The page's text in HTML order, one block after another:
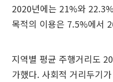
2020년에는 21%와
목적의 이용은 7.5%에서
지역별 평균 주행거리도
가했다. 사회적 거리두기